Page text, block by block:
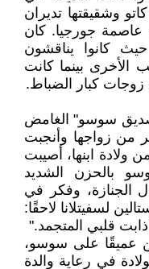
عام 1906. كانت كاتو وشقيقتها تديران
جورجيا. كان
كانوا يناقشون
الأخرى بينما كانت
زوجات كبار الضباط.
سوسو" الغامض
من زواجها وأنجبت
من ولادة ابنها، أصيبت
بالحزن الشديد
الجنازة، وفكر في
لسفيتلانا لاحقًا:
قلبي المتجمد."
عميقًا على سوسو،
في رعاية والدة